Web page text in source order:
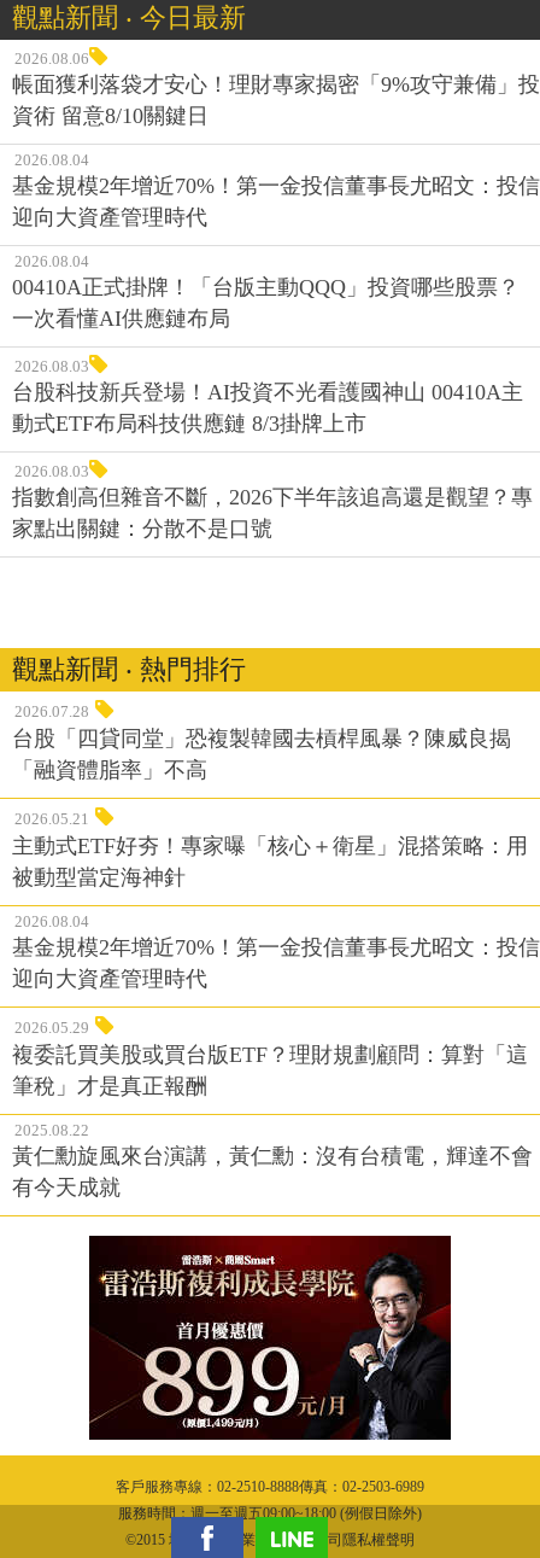
觀點新聞 ‧ 今日最新
2026.08.06
帳面獲利落袋才安心！理財專家揭密「9%攻守兼備」投
資術 留意8/10關鍵日
2026.08.04
基金規模2年增近70%！第一金投信董事長尤昭文：投信
迎向大資產管理時代
2026.08.04
00410A正式掛牌！「台版主動QQQ」投資哪些股票？
一次看懂AI供應鏈布局
2026.08.03
台股科技新兵登場！AI投資不光看護國神山 00410A主
動式ETF布局科技供應鏈 8/3掛牌上市
2026.08.03
指數創高但雜音不斷，2026下半年該追高還是觀望？專
家點出關鍵：分散不是口號
觀點新聞 ‧ 熱門排行
2026.07.28
台股「四貸同堂」恐複製韓國去槓桿風暴？陳威良揭
「融資體脂率」不高
2026.05.21
主動式ETF好夯！專家曝「核心＋衛星」混搭策略：用
被動型當定海神針
2026.08.04
基金規模2年增近70%！第一金投信董事長尤昭文：投信
迎向大資產管理時代
2026.05.29
複委託買美股或買台版ETF？理財規劃顧問：算對「這
筆稅」才是真正報酬
2025.08.22
黃仁勳旋風來台演講，黃仁勳：沒有台積電，輝達不會
有今天成就
客戶服務專線：02-2510-8888傳真：02-2503-6989
服務時間：週一至週五09:00~18:00 (例假日除外)
©2015 城邦文化事業股份有限公司隱私權聲明